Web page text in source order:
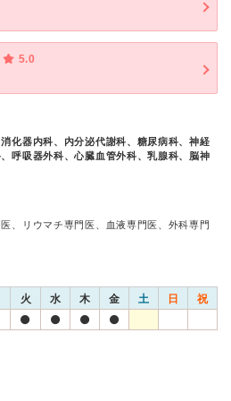
5.0
化器内科、内分泌代謝科、糖尿病科、神経
呼吸器外科、心臓血管外科、乳腺科、脳神
、リウマチ専門医、血液専門医、外科専門
火 水 木 金 土 日 祝